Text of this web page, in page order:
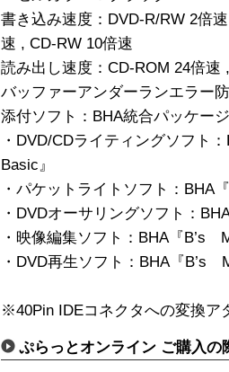
書き込み速度：DVD-R/RW 2倍
速 , CD-RW 10倍速
読み出し速度：CD-ROM 24倍速
バッファーアンダーランエラー
添付ソフト：BHA統合パッケー
・DVD/CDライティングソフ
Basic』
・パケットライトソフト：BHA
・DVDオーサリングソフト：
・映像編集ソフト：BHA『B’s
・DVD再生ソフト：BHA『B’s
※40Pin IDEコネクタへの変換ア
ぷらっとオンライン ご購入の